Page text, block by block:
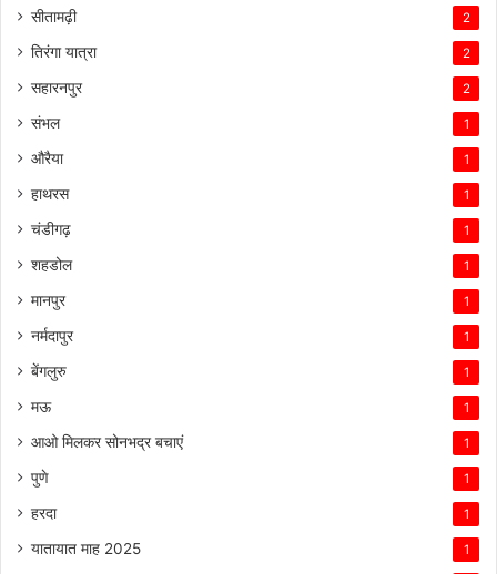
सीतामढ़ी 2
तिरंगा यात्रा 2
सहारनपुर 2
संभल 1
औरैया 1
हाथरस 1
चंडीगढ़ 1
शहडोल 1
मानपुर 1
नर्मदापुर 1
बेंगलुरु 1
मऊ 1
आओ मिलकर सोनभद्र बचाएं 1
पुणे 1
हरदा 1
यातायात माह 2025 1